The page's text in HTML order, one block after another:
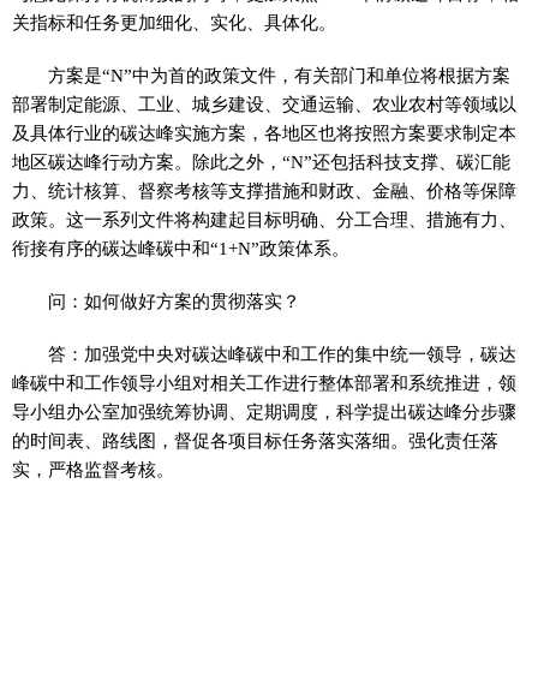
关指标和任务更加细化、实化、具体化。
方案是“N”中为首的政策文件，有关部门和单位将根据方案
部署制定能源、工业、城乡建设、交通运输、农业农村等领域以
及具体行业的碳达峰实施方案，各地区也将按照方案要求制定本
地区碳达峰行动方案。除此之外，“N”还包括科技支撑、碳汇能
力、统计核算、督察考核等支撑措施和财政、金融、价格等保障
政策。这一系列文件将构建起目标明确、分工合理、措施有力、
衔接有序的碳达峰碳中和“1+N”政策体系。
问：如何做好方案的贯彻落实？
答：加强党中央对碳达峰碳中和工作的集中统一领导，碳达
峰碳中和工作领导小组对相关工作进行整体部署和系统推进，领
导小组办公室加强统筹协调、定期调度，科学提出碳达峰分步骤
的时间表、路线图，督促各项目标任务落实落细。强化责任落
实，严格监督考核。